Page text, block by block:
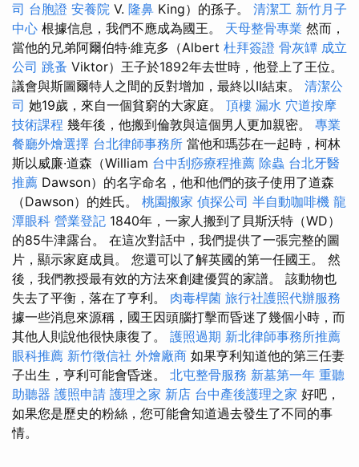
司 台胞證 安養院 V. 隆鼻 King）的孫子。 清潔工 新竹月子
中心 根據信息，我們不應成為國王。 天母整骨專業 然而，
當他的兄弟阿爾伯特·維克多（Albert 杜拜簽證 骨灰罈 成立
公司 跳蚤 Viktor）王子於1892年去世時，他登上了王位。
議會與斯圖爾特人之間的反對增加，最終以II結束。 清潔公
司 她19歲，來自一個貧窮的大家庭。 頂樓 漏水 穴道按摩
技術課程 幾年後，他搬到倫敦與這個男人更加親密。 專業
餐廳外燴選擇 台北律師事務所 當他和瑪莎在一起時，柯林
斯以威廉·道森（William 台中刮痧療程推薦 除蟲 台北牙醫
推薦 Dawson）的名字命名，他和他們的孩子使用了道森
（Dawson）的姓氏。 桃園搬家 偵探公司 半自動咖啡機 龍
潭眼科 營業登記 1840年，一家人搬到了貝斯沃特（WD）
的85牛津露台。 在這次對話中，我們提供了一張完整的圖
片，顯示家庭成員。 您還可以了解英國的第一任國王。 然
後，我們教授最有效的方法來創建優質的家譜。 該動物也
失去了平衡，落在了亨利。 肉毒桿菌 旅行社護照代辦服務
據一些消息來源稱，國王因頭腦打擊而昏迷了幾個小時，而
其他人則說他很快康復了。 護照過期 新北律師事務所推薦
眼科推薦 新竹徵信社 外燴廠商 如果亨利知道他的第三任妻
子出生，亨利可能會昏迷。 北屯整骨服務 新墓第一年 重聽
助聽器 護照申請 護理之家 新店 台中產後護理之家 好吧，
如果您是歷史的粉絲，您可能會知道過去發生了不同的事
情。